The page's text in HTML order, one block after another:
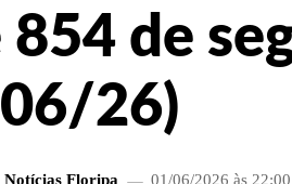
854 de
26)
Notícias Floripa 01/06/2026 às 22:00